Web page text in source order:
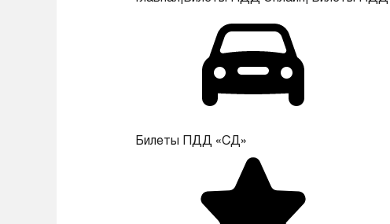
Билеты ПДД «СД»